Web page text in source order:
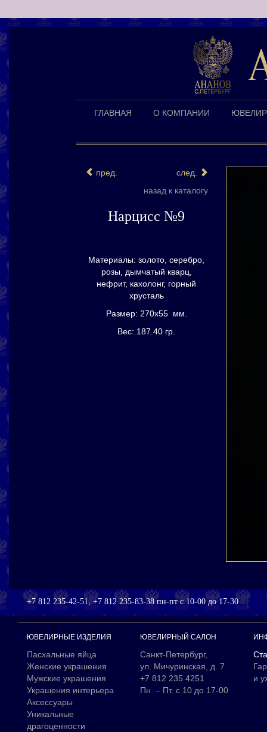
ГЛАВНАЯ О КОМПАНИИ
пред.
след.
назад к каталогу
Нарцисс №9
Материалы: золото, серебро,
розы, дымчатый кварц,
нефрит, кахолонг, горный
хрусталь
Размер: 270х55 мм.
Вес: 187.40 гр.
+7 812 235-42-51, +7 812 235-83-38 пн-пт с 10-00 до 17-30
ЮВЕЛИРНЫЕ ИЗДЕЛИЯ
Пасхальные яйца
Женские украшения
Мужские украшения
Украшения интерьера
Аксессуары
Уникальные
драгоценности
ЮВЕЛИРНЫЙ САЛОН
Санкт-Петербург,
ул. Мичуринская, д. 7
+7 812 235 4251
Пн. – Пт. с 10 до 17-00
и